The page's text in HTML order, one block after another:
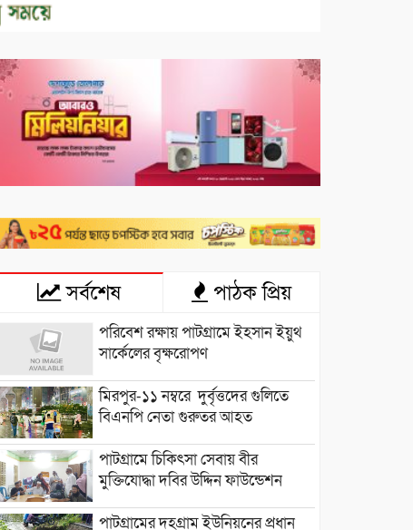
সর্বশেষ পাঠক প্রিয়
পরিবেশ রক্ষায় পাটগ্রামে ইহসান ইয়ুথ
সার্কেলের বৃক্ষরোপণ
মিরপুর-১১ নম্বরে দুর্বৃত্তদের গুলিতে
বিএনপি নেতা গুরুতর আহত
পাটগ্রামে চিকিৎসা সেবায় বীর
মুক্তিযোদ্ধা দবির উদ্দিন ফাউন্ডেশন
পাটগ্রামের দহগ্রাম ইউনিয়নের প্রধান